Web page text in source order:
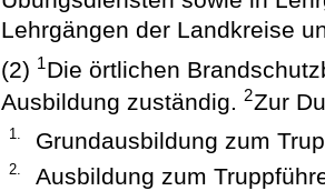
Lehrgängen der Landkreise
(2) 1Die örtlichen
Ausbildung zuständig.2Zur
1. Grundausbildung zum
2.
Ausbildung zum